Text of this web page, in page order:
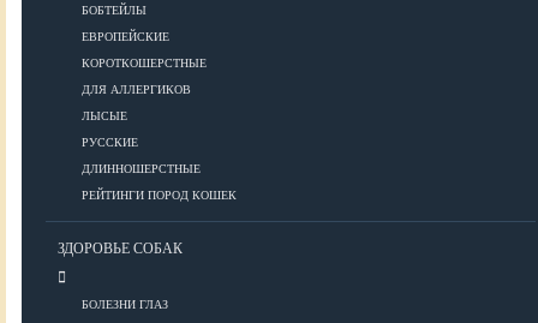
БОБТЕЙЛЫ
ЕВРОПЕЙСКИЕ
КОРОТКОШЕРСТНЫЕ
ДЛЯ АЛЛЕРГИКОВ
ЛЫСЫЕ
РУССКИЕ
ДЛИННОШЕРСТНЫЕ
РЕЙТИНГИ ПОРОД КОШЕК
ЗДОРОВЬЕ СОБАК
БОЛЕЗНИ ГЛАЗ
Корма премиум класса
Корма супер-премиум класса
Корма холистик класса
Корма эконом класса
ПИТАНИЕ
Кормление котят
Кормление кошек
Диетическое и лечебное кормление